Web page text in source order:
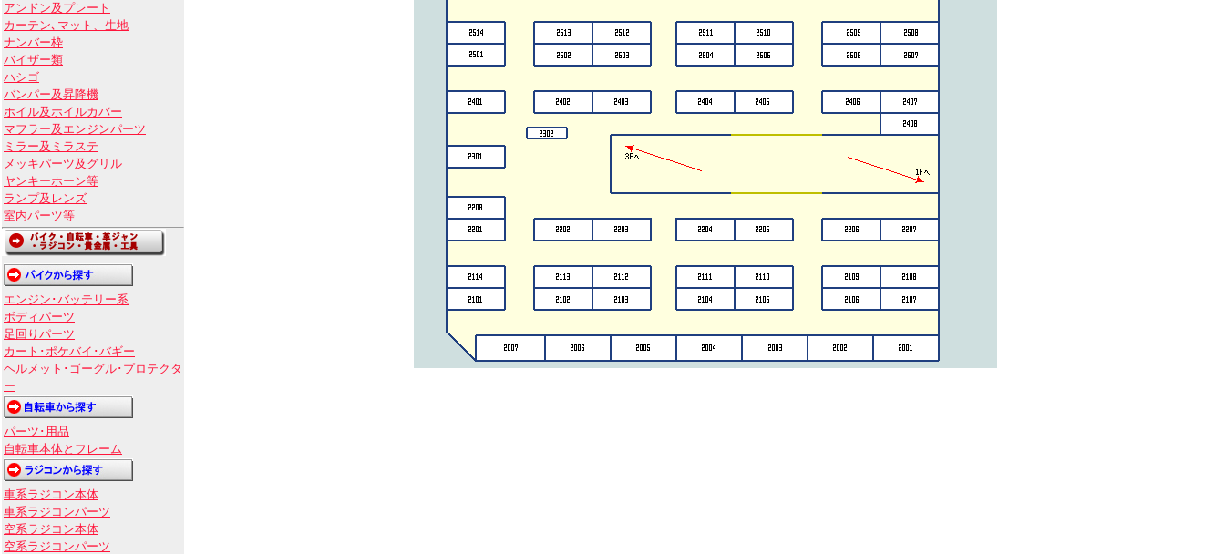
アンドン及プレート
カーテン､マット、生地
ナンバー枠
バイザー類
ハシゴ
バンパー及昇降機
ホイル及ホイルカバー
マフラー及エンジンパーツ
ミラー及ミラステ
メッキパーツ及グリル
ヤンキーホーン等
ランプ及レンズ
室内パーツ等
エンジン･バッテリー系
ボディパーツ
足回りパーツ
カート･ポケバイ･バギー
ヘルメット･ゴーグル･プロテクタ
ー
パーツ･用品
自転車本体とフレーム
車系ラジコン本体
車系ラジコンパーツ
空系ラジコン本体
空系ラジコンパーツ